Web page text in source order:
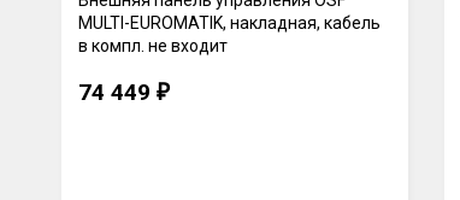
MULTI-EUROMATIK, накладная, кабель
в компл. не входит
74 449 ₽